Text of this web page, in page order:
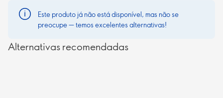
Este produto já não está disponível, mas não se
preocupe — temos excelentes alternativas!
Alternativas recomendadas